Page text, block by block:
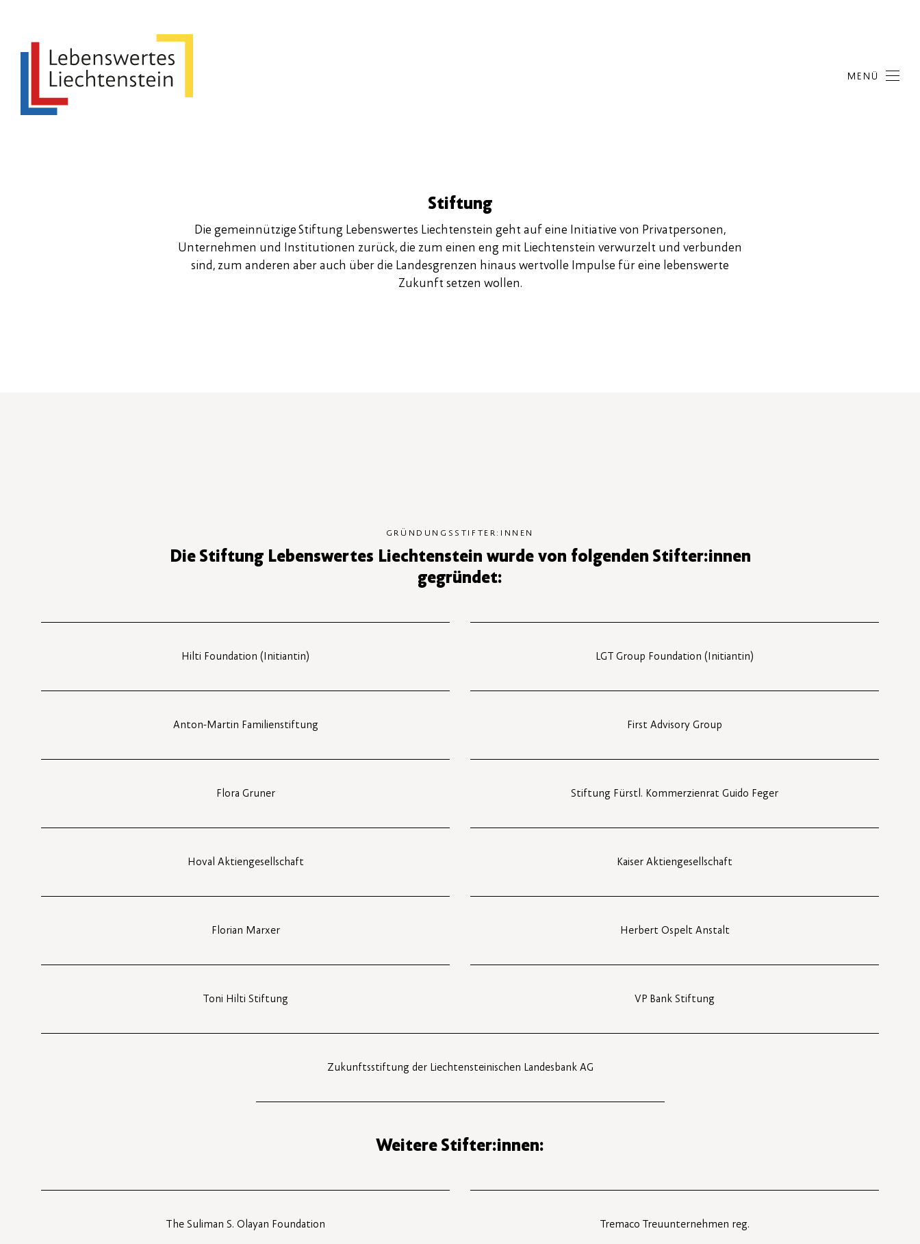
MENÜ
Stiftung
Die gemeinnützige Stiftung Lebenswertes Liechtenstein geht auf eine Initiative von Privatpersonen,
Unternehmen und Institutionen zurück, die zum einen eng mit Liechtenstein verwurzelt und verbunden
sind, zum anderen aber auch über die Landesgrenzen hinaus wertvolle Impulse für eine lebenswerte
Zukunft setzen wollen.
GRÜNDUNGSSTIFTER:INNEN
Die Stiftung Lebenswertes Liechtenstein wurde von folgenden Stifter:innen
gegründet:
Hilti Foundation (Initiantin) LGT Group Foundation (Initiantin)
Anton-Martin Familienstiftung First Advisory Group
Flora Gruner Stiftung Fürstl. Kommerzienrat Guido Feger
Hoval Aktiengesellschaft Kaiser Aktiengesellschaft
Florian Marxer Herbert Ospelt Anstalt
Toni Hilti Stiftung VP Bank Stiftung
Zukunftsstiftung der Liechtensteinischen Landesbank AG
Weitere Stifter:innen:
The Suliman S. Olayan Foundation Tremaco Treuunternehmen reg.